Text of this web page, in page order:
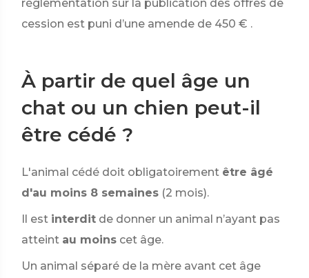
réglementation sur la publication des offres de
cession est puni d’une amende de 450 € .
À partir de quel âge un
chat ou un chien peut-il
être cédé ?
L'animal cédé doit obligatoirement être âgé
d'au moins 8 semaines (2 mois).
Il est interdit de donner un animal n’ayant pas
atteint au moins cet âge.
Un animal séparé de la mère avant cet âge